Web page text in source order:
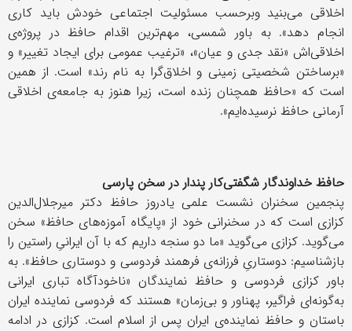
اخلاقی می‌بنید وبرحسب مسئولیت اجتماعی خودش باید کاری
انجام دهد». به باور شمسی، مهم‌ترین اقدام حافظ در پروژه‌ی
اخلاقی‌اش «نقد جدی و عیان»، «ترغیب عمومی برای ایجاد تغییر» و
«برساختن شخصیتی زمینی و اخلاق‌گرا به نام رند» است. از همین
است که «حافظ همچنان زنده است، زیرا هنوز به جامعه‌ی اخلاقی
آرمانی حافظ نرسیده‌ایم».
حافظ خداوندگار شگفتی‌کار پندار در سخن پارسی
پنجمین سخنران نشست علمی یادروز حافظ دکتر میرجلال‌الدین
کزازی است که در سخنرانی خود از «پایگاه آموزه‌های حافظ» سخن
می‌گوید. کزازی می‌گوید «ما دو سنجه داریم که با آن ایرانیِ راستین را
بازشناسیم: دوستاریِ فرزانه‌ی فرهمند فردوسی و دوستاری حافظ». به
باور کزازی فردوسی و حافظ نمایندگان «ناخودآگاه تباری ایرانی
به‌گونه‌ای فراگیر، پهناور و بی‌زمان» هستند که فردوسی نماینده ایران
باستان و حافظ نماینده‌ی ایران پس از اسلام است. کزازی در ادامه